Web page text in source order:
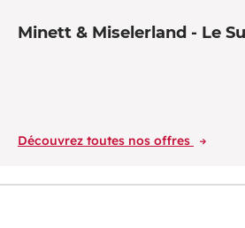
Minett & Miselerland - Le
Découvrez toutes nos offres